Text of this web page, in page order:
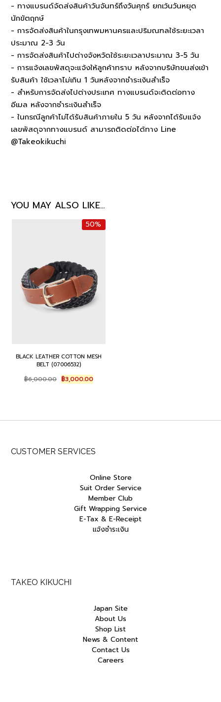
- ทางแบรนด์จัดส่งสินค้าวันจันทร์ถึงวันศุกร์ ยกเว้นวันหยุด
นักขัตฤกษ์
- การจัดส่งสินค้าในกรุงเทพมหานครและปริมณฑลใช้ระยะเวลา
ประมาณ 2-3 วัน
- การจัดส่งสินค้าไปต่างจังหวัดใช้ระยะเวลาประมาณ 3-5 วัน
- การแจ้งเลขพัสดุจะแจ้งให้ลูกค้าทราบ หลังจากบริษัทขนส่งเข้า
รับสินค้า ใช้เวลาไม่เกิน 1 วันหลังจากชำระเงินสำเร็จ
- สำหรับการจัดส่งไปต่างประเทศ ทางแบรนด์จะติดต่อทาง
อีเมล หลังจากชำระเงินสำเร็จ
- ในกรณีลูกค้าไม่ได้รับสินค้าภายใน 5 วัน หลังจากได้รับแจ้ง
เลขพัสดุจากทางแบรนด์ สามารถติดต่อได้ทาง Line
@Takeokikuchi
YOU MAY ALSO LIKE…
50%
BLACK LEATHER COTTON MESH
BELT (07006532)
฿6,000.00 Original
price
฿3,000.00Current
price
CUSTOMER SERVICES
Online Store
Suit Order Service
Member Club
Gift Wrapping Service
E-Tax & E-Receipt
แจ้งชำระเงิน
TAKEO KIKUCHI
Japan Site
About Us
Shop List
News & Content
Contact Us
Careers